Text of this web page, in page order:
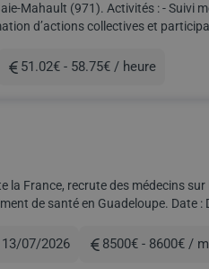
de salariés en entreprise -
Rémunération
51.02€ - 58.75€ / heure
la France, recrute des médecins
Date : Dés que possible + l'été Service :
07/2026
Rémunération
8500€ - 8600€ /